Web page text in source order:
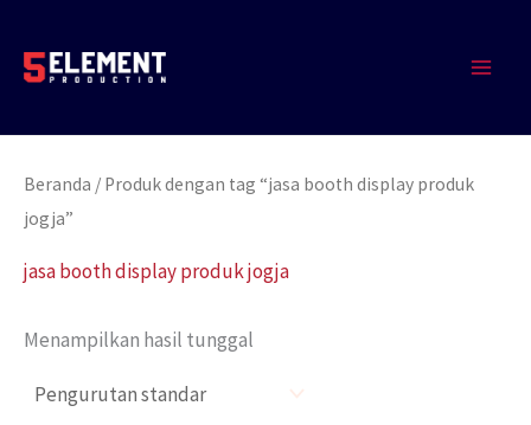
konten
Beranda / Produk dengan tag “jasa booth display produk
jogja”
jasa booth display produk jogja
Menampilkan hasil tunggal